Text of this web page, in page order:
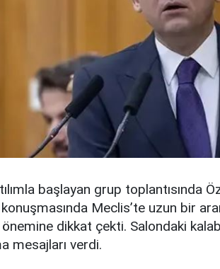
başlayan grup toplantısında
konuşmasında Meclis’te uzun bir
dikkat çekti. Salondaki
mesajları verdi.